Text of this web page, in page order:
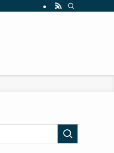
ていくブログへと変貌を遂げます！！